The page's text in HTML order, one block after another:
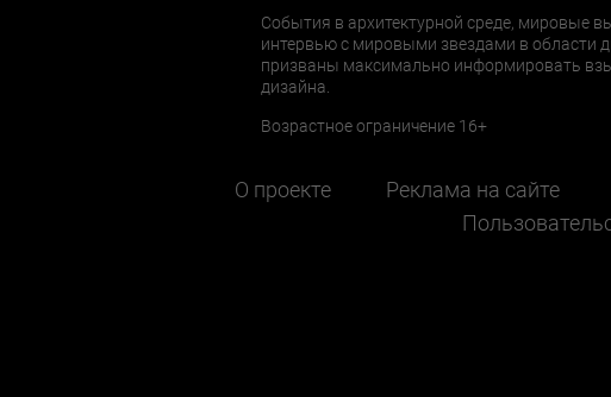
События в архитектурной среде, мировые
интервью с мировыми звездами в области
призваны максимально информировать
дизайна.
Возрастное ограничение 16+
О проекте Реклама на сайте